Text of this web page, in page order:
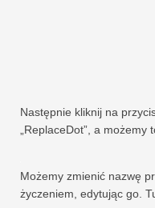
Następnie kliknij na
„ReplaceDot”, a możemy
Możemy zmienić nazwę
życzeniem, edytując go.